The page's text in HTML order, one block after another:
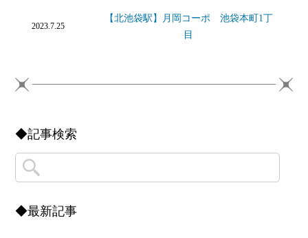
2023.7.25
【北池袋駅】月岡コーポ 池袋本町1丁
目
◆記事検索
◆最新記事